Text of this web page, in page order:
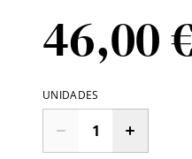
46,00
UNIDADES